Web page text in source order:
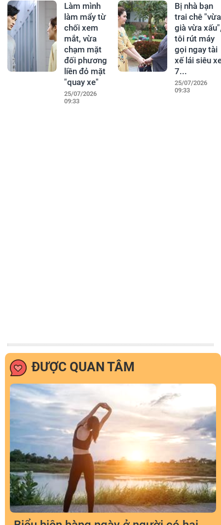
Làm mình
làm mẩy từ
chối xem
mắt, vừa
chạm mặt
đối phương
liền đỏ mặt
"quay xe"
25/07/2026
09:33
Bị nhà bạn
trai chê "vừa
già vừa
tôi rút máy
gọi ngay tài
xế lái siêu
7...
25/07/2026
09:33
ĐƯỢC QUAN TÂM